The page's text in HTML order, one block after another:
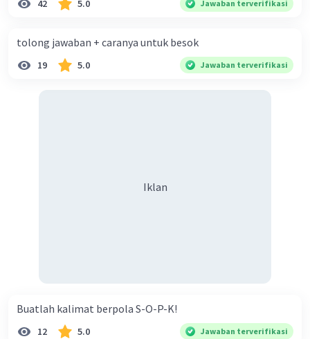
42 5.0 Jawaban terverifikasi
tolong jawaban + caranya untuk besok
19 5.0 Jawaban terverifikasi
Iklan
Buatlah kalimat berpola S-O-P-K!
12 5.0 Jawaban terverifikasi